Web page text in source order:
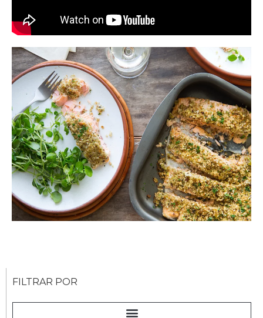
FILTRAR POR